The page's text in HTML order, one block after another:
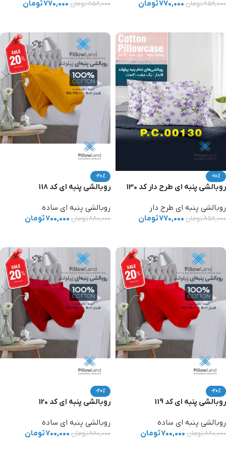
۸۵۸,۰۰۰تومان ۷۷۰,۰۰۰تومان ۸۵۸,۰۰۰تومان ۷۷۰,۰۰۰تومان
-10%
روبالشی پنبه ای طرح دار کد 130
روبالشی پنبه ای طرح دار
۸۵۸,۰۰۰تومان ۷۷۰,۰۰۰تومان
-20%
روبالشی پنبه ای کد 118
روبالشی پنبه ای ساده
۸۸۰,۰۰۰تومان ۷۰۰,۰۰۰تومان
-20%
روبالشی پنبه ای کد 119
روبالشی پنبه ای ساده
۸۸۰,۰۰۰تومان ۷۰۰,۰۰۰تومان
-20%
روبالشی پنبه ای کد 120
روبالشی پنبه ای ساده
۸۸۰,۰۰۰تومان ۷۰۰,۰۰۰تومان